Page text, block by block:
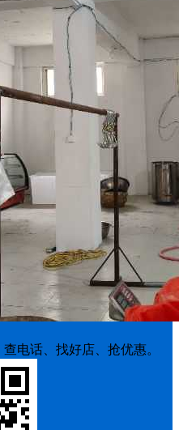
电话、找好店、抢优惠。